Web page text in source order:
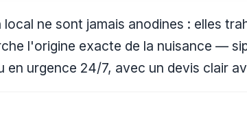
local ne sont jamais anodines : elles
l'origine exacte de la nuisance —
urgence 24/7, avec un devis clair